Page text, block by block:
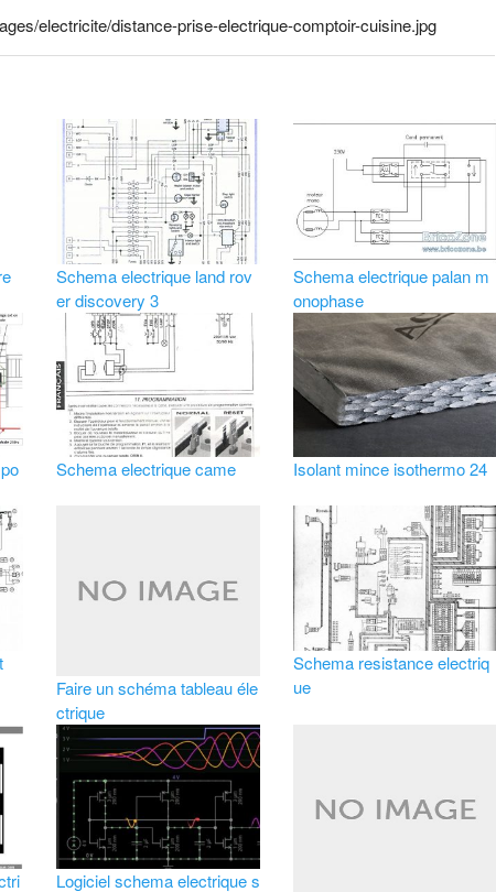
electricite/distance-prise-electrique-comptoir-cuisine.jpg
Schema electrique land rov
er discovery 3
Schema electrique palan m
onophase
Schema electrique came Isolant mince isothermo 24
Faire un schéma tableau éle
ctrique
Schema resistance electriq
ue
Logiciel schema electrique s